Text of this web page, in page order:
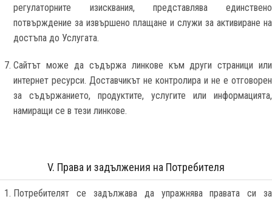
регулаторните изисквания, представлява единствено
потвърждение за извършено плащане и служи за активиране на
достъпа до Услугата.
Сайтът може да съдържа линкове към други страници или
интернет ресурси. Доставчикът не контролира и не е отговорен
за съдържанието, продуктите, услугите или информацията,
намиращи се в тези линкове.
V. Права и задължения на Потребителя
Потребителят се задължава да упражнява правата си за